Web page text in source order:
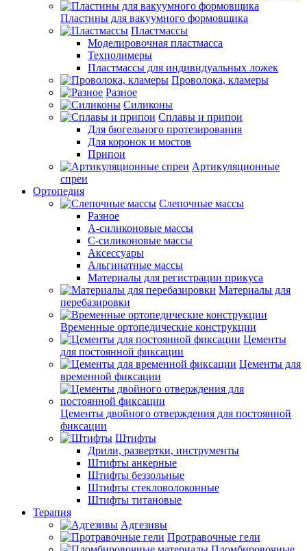
Пластины для вакуумного формовщика
Пластмассы
Моделировочная пластмасса
Техполимеры
Пластмассы для индивидуальных ложек
Проволока, кламеры
Разное
Силиконы
Сплавы и припои
Для бюгельного протезирования
Для коронок и мостов
Припои
Артикуляционные
спреи
Ортопедия
Слепочные массы
Разное
А-силиконовые массы
С-силиконовые массы
Аксессуары
Альгинатные массы
Материалы для регистрации прикуса
Материалы для
перебазировки
Временные ортопедические конструкции
Цементы
для постоянной фиксации
Цементы для
временной фиксации
Цементы двойного отверждения для постоянной
фиксации
Штифты
Дрили, развертки, инструменты
Штифты анкерные
Штифты беззольные
Штифты стекловолоконные
Штифты титановые
Терапия
Адгезивы
Протравочные гели